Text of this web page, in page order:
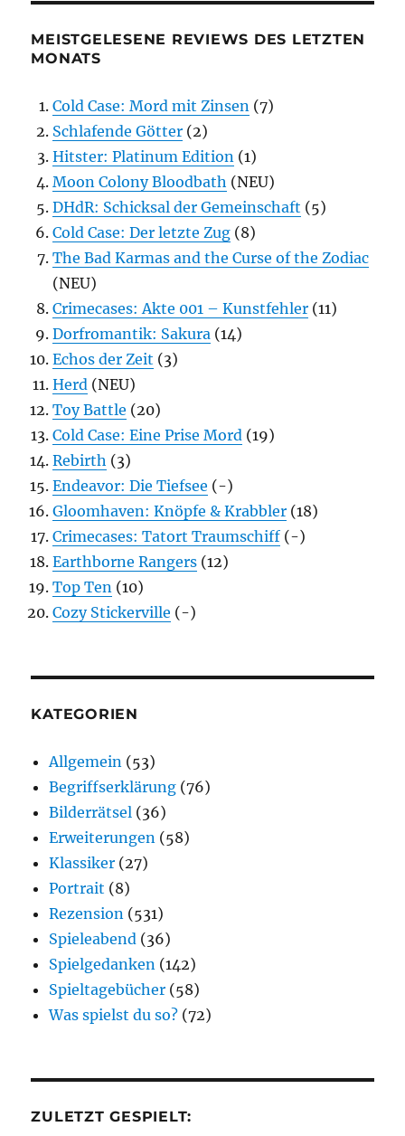
MEISTGELESENE REVIEWS DES LETZTEN
MONATS
Cold Case: Mord mit Zinsen (7)
Schlafende Götter (2)
Hitster: Platinum Edition (1)
Moon Colony Bloodbath (NEU)
DHdR: Schicksal der Gemeinschaft (5)
Cold Case: Der letzte Zug (8)
The Bad Karmas and the Curse of the Zodiac
(NEU)
Crimecases: Akte 001 – Kunstfehler (11)
Dorfromantik: Sakura (14)
Echos der Zeit (3)
Herd (NEU)
Toy Battle (20)
Cold Case: Eine Prise Mord (19)
Rebirth (3)
Endeavor: Die Tiefsee (-)
Gloomhaven: Knöpfe & Krabbler (18)
Crimecases: Tatort Traumschiff (-)
Earthborne Rangers (12)
Top Ten (10)
Cozy Stickerville (-)
KATEGORIEN
Allgemein (53)
Begriffserklärung (76)
Bilderrätsel (36)
Erweiterungen (58)
Klassiker (27)
Portrait (8)
Rezension (531)
Spieleabend (36)
Spielgedanken (142)
Spieltagebücher (58)
Was spielst du so? (72)
ZULETZT GESPIELT: